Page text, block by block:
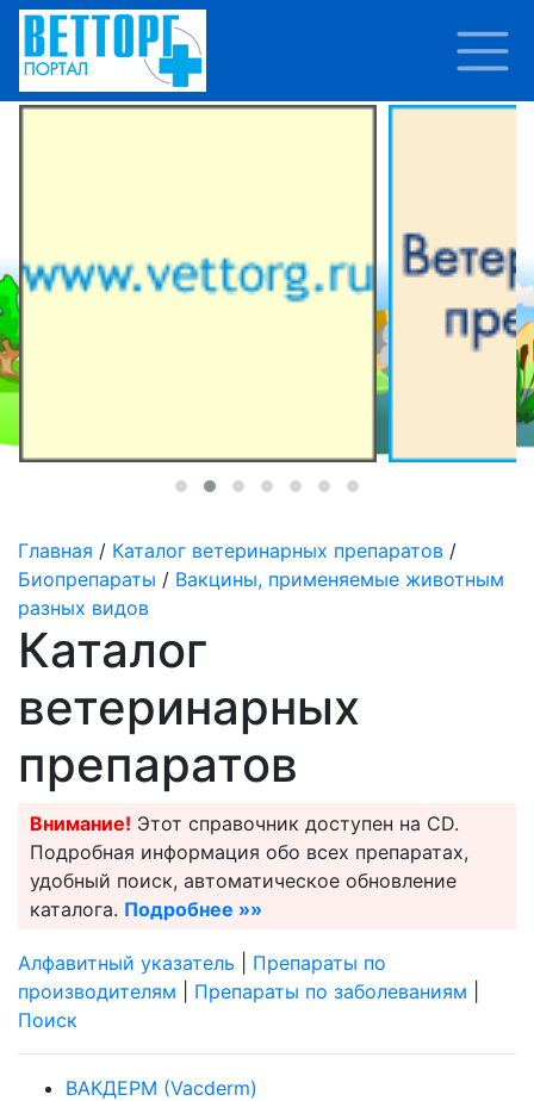
Главная / Каталог ветеринарных препаратов /
Биопрепараты / Вакцины, применяемые животным
разных видов
Каталог
ветеринарных
препаратов
Внимание! Этот справочник доступен на CD.
Подробная информация обо всех препаратах,
удобный поиск, автоматическое обновление
каталога. Подробнее »»
Алфавитный указатель
Препараты по
производителям
Препараты по заболеваниям
Поиск
ВАКДЕРМ (Vacderm)